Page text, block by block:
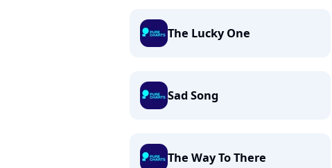
The Lucky One
Sad Song
The Way To There